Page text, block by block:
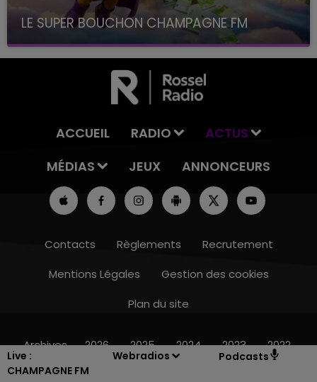
Live :
CHAMPAGNE FM
Webradios Podcasts
16h00 - 20h00
LE SUPER BOUCHON CHAMPAGNE FM
avec La Famille Champagne FM, à 8H10
ACCUEIL RADIO
ACTUS
MÉDIAS
JEUX ANNONCEURS
Contacts Règlements
Recrutement
Mentions Légales
Gestion des cookies
Plan du site
Archives 2026 2025 2024 2023 2022